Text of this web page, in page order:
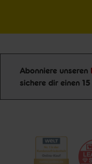
Abonniere unseren
sichere dir einen